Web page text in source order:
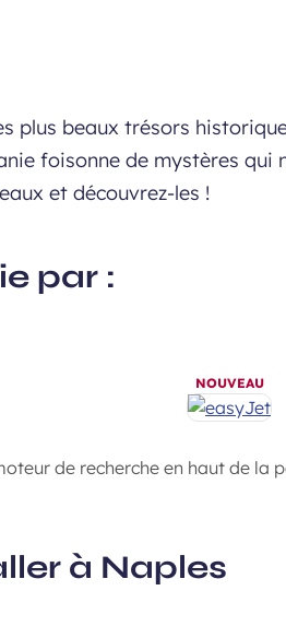
plus beaux trésors
foisonne de mystères qui
et découvrez-les !
par :
NOUVEAU
de recherche en haut de la
à Naples
Sur les